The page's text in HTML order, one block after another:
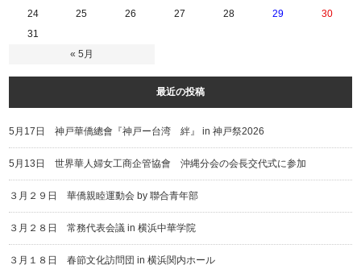
« 5月
24
25 26 27 28 29
30
31
最近の投稿
5月17日 神戸華僑總會『神戸ー台湾 絆』 in 神戸祭2026
5月13日 世界華人婦女工商企管協會 沖縄分会の会長交代式に参加
３月２９日 華僑親睦運動会 by 聯合青年部
３月２８日 常務代表会議 in 横浜中華学院
３月１８日 春節文化訪問団 in 横浜関内ホール